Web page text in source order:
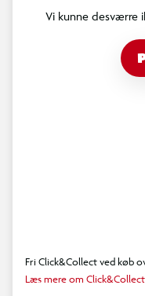
Vi kunne desværre
Fri Click&Collect ved køb
Læs mere om